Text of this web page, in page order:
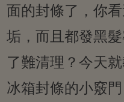
面的封條了，你
垢，而且都發黑
了難清理？今天
冰箱封條的小竅